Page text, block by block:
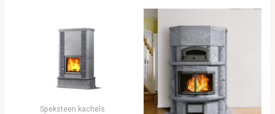
Speksteen kachels